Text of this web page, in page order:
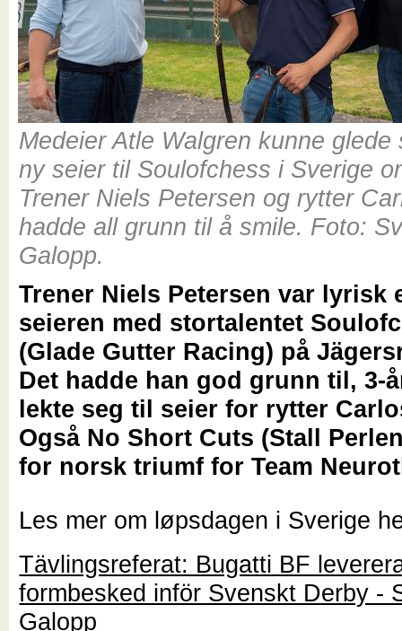
Medeier Atle Walgren kunne glede
ny seier til Soulofchess i Sverige
Trener Niels Petersen og rytter
hadde all grunn til å smile. Foto:
Galopp.
Trener Niels Petersen var lyrisk
seieren med stortalentet
(Glade Gutter Racing) på
Det hadde han god grunn til, 3-
lekte seg til seier for rytter
Også No Short Cuts (Stall
for norsk triumf for Team
Les mer om løpsdagen i Sverige
Tävlingsreferat: Bugatti BF
formbesked inför Svenskt Derby -
Galopp